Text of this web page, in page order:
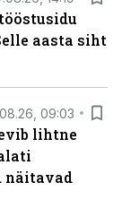
aasta siht
09:03
lihtne
näitavad